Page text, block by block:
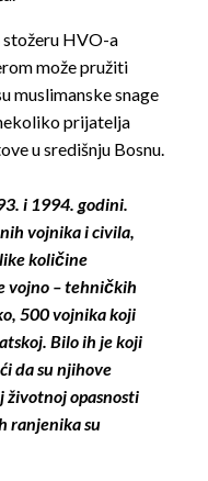
stožeru HVO-a
može pružiti
muslimanske snage
prijatelja
u središnju Bosnu.
i 1994. godini.
vojnika i civila,
količine
vojno – tehničkih
500 vojnika koji
Bilo ih je koji
da su njihove
opasnosti
ranjenika su